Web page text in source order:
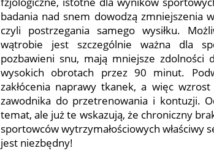
badania nad snem dowodzą zmniejszenia
czyli postrzegania samego wysiłku.
wątrobie jest szczególnie ważna dla
pozbawieni snu, mają mniejsze
wysokich obrotach przez 90 minut.
zakłócenia naprawy tkanek, a więc
zawodnika do przetrenowania i kontuzji.
temat, ale już te wskazują, że chroniczny
sportowców wytrzymałościowych
jest niezbędny!